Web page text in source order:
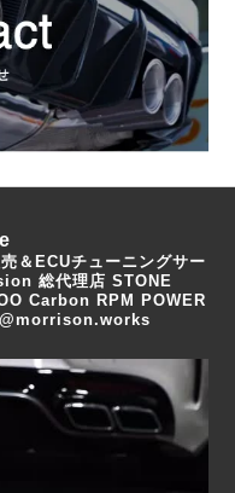
＆ECUチューニングサー
総代理店 STONE
Carbon RPM POWER